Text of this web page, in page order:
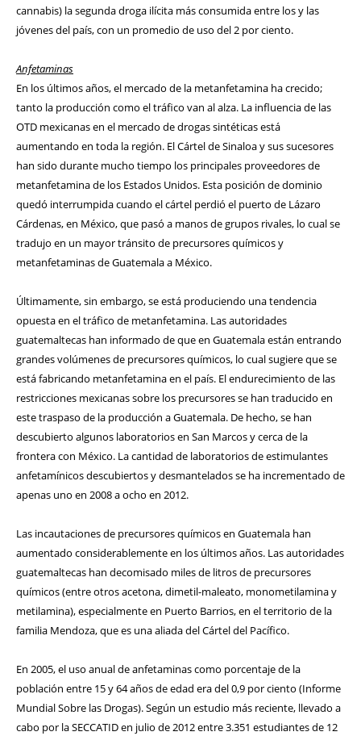
cannabis) la segunda droga ilícita más consumida entre los y las
jóvenes del país, con un promedio de uso del 2 por ciento.
Anfetaminas
En los últimos años, el mercado de la metanfetamina ha crecido;
tanto la producción como el tráfico van al alza. La influencia de las
OTD mexicanas en el mercado de drogas sintéticas está
aumentando en toda la región. El Cártel de Sinaloa y sus sucesores
han sido durante mucho tiempo los principales proveedores de
metanfetamina de los Estados Unidos. Esta posición de dominio
quedó interrumpida cuando el cártel perdió el puerto de Lázaro
Cárdenas, en México, que pasó a manos de grupos rivales, lo cual se
tradujo en un mayor tránsito de precursores químicos y
metanfetaminas de Guatemala a México.
Últimamente, sin embargo, se está produciendo una tendencia
opuesta en el tráfico de metanfetamina. Las autoridades
guatemaltecas han informado de que en Guatemala están entrando
grandes volúmenes de precursores químicos, lo cual sugiere que se
está fabricando metanfetamina en el país. El endurecimiento de las
restricciones mexicanas sobre los precursores se han traducido en
este traspaso de la producción a Guatemala. De hecho, se han
descubierto algunos laboratorios en San Marcos y cerca de la
frontera con México. La cantidad de laboratorios de estimulantes
anfetamínicos descubiertos y desmantelados se ha incrementado de
apenas uno en 2008 a ocho en 2012.
Las incautaciones de precursores químicos en Guatemala han
aumentado considerablemente en los últimos años. Las autoridades
guatemaltecas han decomisado miles de litros de precursores
químicos (entre otros acetona, dimetil-maleato, monometilamina y
metilamina), especialmente en Puerto Barrios, en el territorio de la
familia Mendoza, que es una aliada del Cártel del Pacífico.
En 2005, el uso anual de anfetaminas como porcentaje de la
población entre 15 y 64 años de edad era del 0,9 por ciento (Informe
Mundial Sobre las Drogas). Según un estudio más reciente, llevado a
cabo por la SECCATID en julio de 2012 entre 3.351 estudiantes de 12